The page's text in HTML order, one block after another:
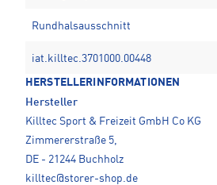
Rundhalsausschnitt
iat.killtec.3701000.00448
HERSTELLERINFORMATIONEN
Hersteller
Killtec Sport & Freizeit GmbH Co KG
Zimmererstraße 5,
DE - 21244 Buchholz
killtec@storer-shop.de